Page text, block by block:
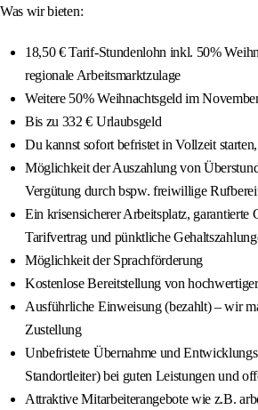
Was wir bieten:
18,50 € Tarif-Stundenlohn inkl. 50%
regionale Arbeitsmarktzulage
Weitere 50% Weihnachtsgeld im
Bis zu 332 € Urlaubsgeld
Du kannst sofort befristet in Vollzeit
Möglichkeit der Auszahlung von
Vergütung durch bspw. freiwillige
Ein krisensicherer Arbeitsplatz, garantierte
Tarifvertrag und pünktliche
Möglichkeit der Sprachförderung
Kostenlose Bereitstellung von
Ausführliche Einweisung (bezahlt) – wir
Zustellung
Unbefristete Übernahme und
Standortleiter) bei guten Leistungen und
Attraktive Mitarbeiterangebote wie z.B.